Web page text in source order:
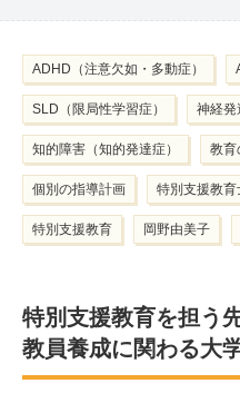
ADHD（注意欠如・多動症）
SLD（限局性学習症） 神経発
知的障害（知的発達症） 教育
個別の指導計画 特別支援教育
特別支援教育 岡野由美子
特別支援教育を担う
教員養成に関わる大